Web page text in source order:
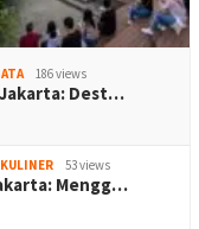
186 views
Jakarta: Dest…
KULINER 53 views
Mengg…